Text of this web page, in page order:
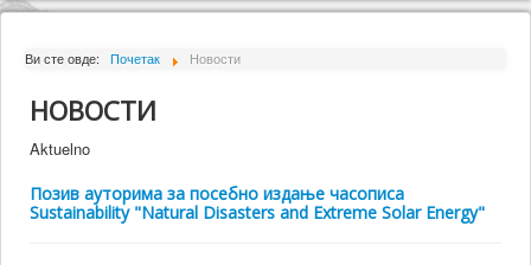
Почетна
О Институту
Активности
Ви сте овде: Почетак Новости
НОВОСТИ
Aktuelno
Позив ауторима за посебно издање часописа
Sustainability "Natural Disasters and Extreme Solar Energy"